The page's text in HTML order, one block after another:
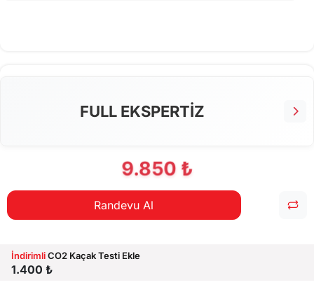
FULL EKSPERTİZ
9.850 ₺
Randevu Al
İndirimliCO2 Kaçak Testi Ekle
1.400 ₺